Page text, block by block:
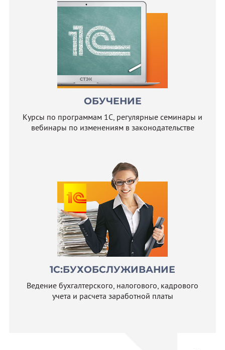
ОБУЧЕНИЕ
Курсы по программам 1С, регулярные семинары и
вебинары по изменениям в законодательстве
1С:БУХОБСЛУЖИВАНИЕ
Ведение бухгалтерского, налогового, кадрового
учета и расчета заработной платы